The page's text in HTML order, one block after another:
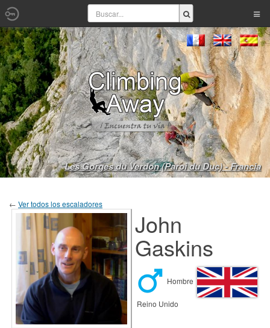
Les Gorges du Verdon (Paroi du Duc) - Francia
← Ver todos los escaladores
John
Gaskins
Hombre
Reino Unido